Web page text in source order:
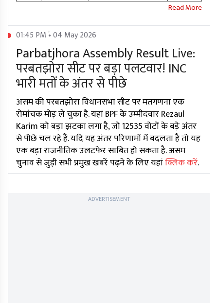
01:45 PM • 04 May 2026
Parbatjhora Assembly Result Live:
परबतझोरा सीट पर बड़ा पलटवार! INC
भारी मतों के अंतर से पीछे
असम की परबतझोरा विधानसभा सीट पर मतगणना एक
रोमांचक मोड़ ले चुका है. यहां BPF के उम्मीदवार Rezaul
Karim को बड़ा झटका लगा है, जो 12535 वोटों के बड़े अंतर
से पीछे चल रहे हैं. यदि यह अंतर परिणामों में बदलता है तो यह
एक बड़ा राजनीतिक उलटफेर साबित हो सकता है. असम
चुनाव से जुड़ी सभी प्रमुख खबरें पढ़ने के लिए यहांक्लिक करें.
ADVERTISEMENT